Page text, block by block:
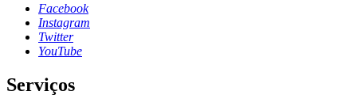
Facebook
Instagram
Twitter
YouTube
Serviços